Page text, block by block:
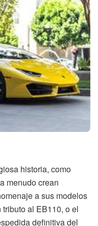
historia, como
menudo crean
a sus modelos
al EB110, o el
definitiva del